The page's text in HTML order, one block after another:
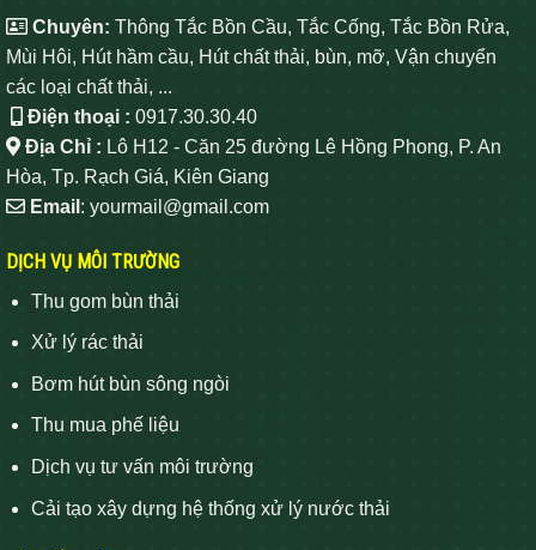
Chuyên: Thông Tắc Bồn Cầu, Tắc Cống, Tắc Bồn Rửa,
Mùi Hôi, Hút hầm cầu, Hút chất thải, bùn, mỡ, Vận chuyển
các loại chất thải, ...
Điện thoại : 0917.30.30.40
Địa Chỉ : Lô H12 - Căn 25 đường Lê Hồng Phong, P. An
Hòa, Tp. Rạch Giá, Kiên Giang
Email : yourmail@gmail.com
DỊCH VỤ MÔI TRƯỜNG
Thu gom bùn thải
Xử lý rác thải
Bơm hút bùn sông ngòi
Thu mua phế liệu
Dịch vụ tư vấn môi trường
Cải tạo xây dựng hệ thống xử lý nước thải